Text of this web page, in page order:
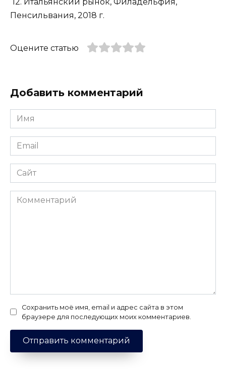
Пенсильвания, 2018 г.
Оцените статью
Добавить комментарий
Имя
*
Email
*
Сайт
Комментарий
Сохранить моё имя, email и адрес сайта в этом
браузере для последующих моих комментариев.